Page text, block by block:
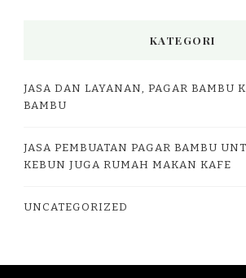
KATEGORI
JASA DAN LAYANAN, PAGAR BAMBU
BAMBU
JASA PEMBUATAN PAGAR BAMBU
KEBUN JUGA RUMAH MAKAN KAFE
UNCATEGORIZED